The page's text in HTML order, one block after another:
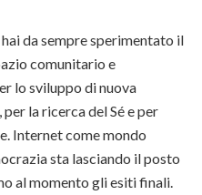
da sempre sperimentato il
comunitario e
lo sviluppo di nuova
la ricerca del Sé e per
Internet come mondo
sta lasciando il posto
al momento gli esiti finali.